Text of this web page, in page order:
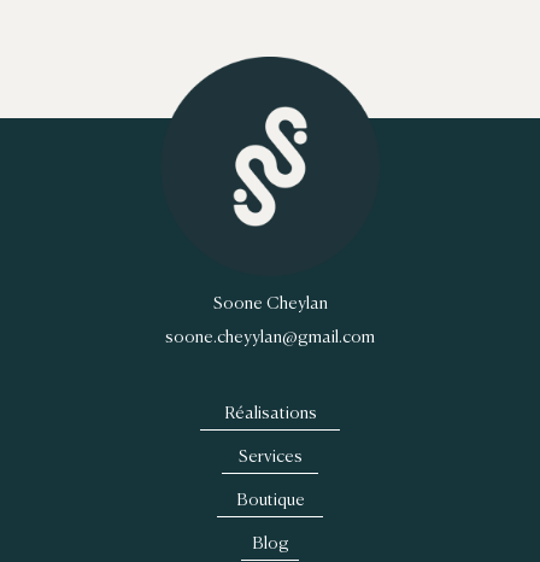
Soone Cheylan
soone.cheyylan@gmail.com
Réalisations
Services
Boutique
Blog